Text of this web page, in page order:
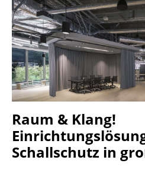
Hocker
Bänke & Liegen
Sitzsäcke
Gartenstühle
Schaukelstühle
Bürodrehstühle
Raum & Klang!
Schallschutz in